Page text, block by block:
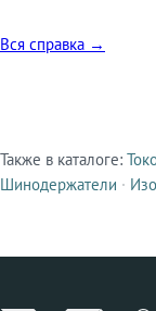
Вся справка →
Смежные
Также в каталоге:
Шинодержатели ·